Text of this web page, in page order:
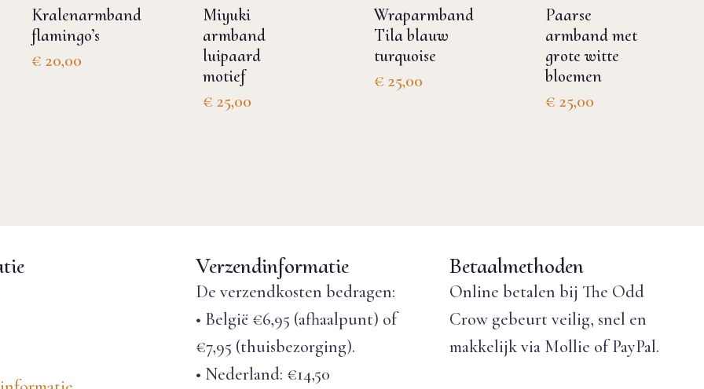
Kralenarmband
flamingo’s
€ 20,00
Miyuki
armband
luipaard
motief
€ 25,00
Wraparmband
Tila blauw
turquoise
€ 25,00
Paarse
armband met
grote witte
bloemen
€ 25,00
Verzendinformatie
De verzendkosten bedragen:
• België €6,95 (afhaalpunt) of
€7,95 (thuisbezorging).
• Nederland: €14,50
Betaalmethoden
Online betalen bij The Odd
Crow gebeurt veilig, snel en
makkelijk via Mollie of PayPal.